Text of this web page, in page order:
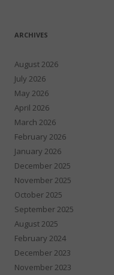
ARCHIVES
August 2026
July 2026
May 2026
April 2026
March 2026
February 2026
January 2026
December 2025
November 2025
October 2025
September 2025
August 2025
February 2024
December 2023
November 2023